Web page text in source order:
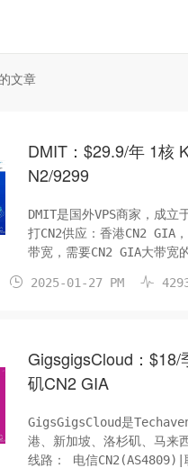
文章
DMIT：$29.9/年 1核
N2/9299
DMIT是国外VPS商家，成立
打CN2供应：香港CN2 GIA
带宽，需要CN2 GIA大带宽
 2025-01-27 PM 
GigsgigsCloud：
矶CN2 GIA
GigsGigsCloud是
港、新加坡、洛杉矶、马来
线路： 电信